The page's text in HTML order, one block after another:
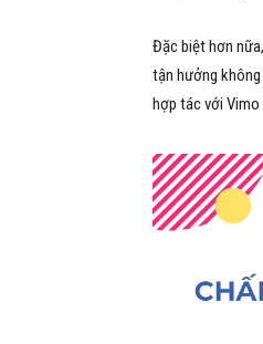
Đặc biệt hơn
tận hưởng
hợp tác với Vimo